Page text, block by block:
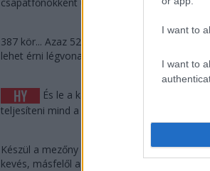
I want to
I want to
387 kör... Azaz 5273 kilométert teljesítettek a
lehet érni légvonalban.
És le a kalappal a Cadillac előtt,
teljesíteni mind a 387 kört.
Készül a mezőny az eredményhirdetésre,
kevés, másfelől a tavalyi évet megelőzően 2